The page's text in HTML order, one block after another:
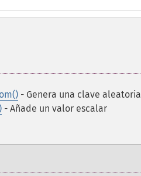
- Genera una clave aleatoria
- Añade un valor escalar